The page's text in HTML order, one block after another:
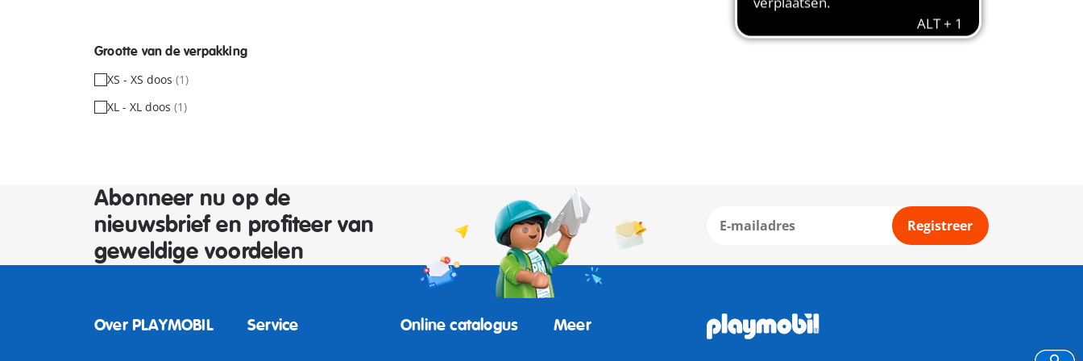
Grootte van de verpakking
XS - XS doos (1)
XL - XL doos (1)
Abonneer nu op de
nieuwsbrief en profiteer van
geweldige voordelen
Registreer
Over PLAYMOBIL Service Online catalogus Meer